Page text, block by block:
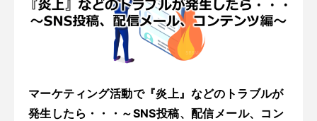
マーケティング活動で『炎上』などのトラブルが
発生したら・・・～SNS投稿、配信メール、コン